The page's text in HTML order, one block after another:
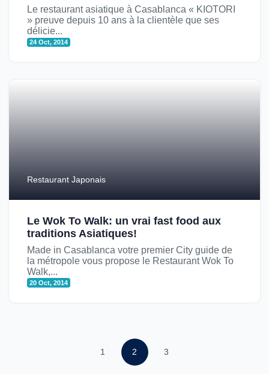
Le restaurant asiatique à Casablanca « KIOTORI
» preuve depuis 10 ans à la clientèle que ses
délicie...
24 Oct, 2014
Restaurant Japonais
Le Wok To Walk: un vrai fast food aux
traditions Asiatiques!
Made in Casablanca votre premier City guide de
la métropole vous propose le Restaurant Wok To
Walk,...
20 Oct, 2014
1 2 3